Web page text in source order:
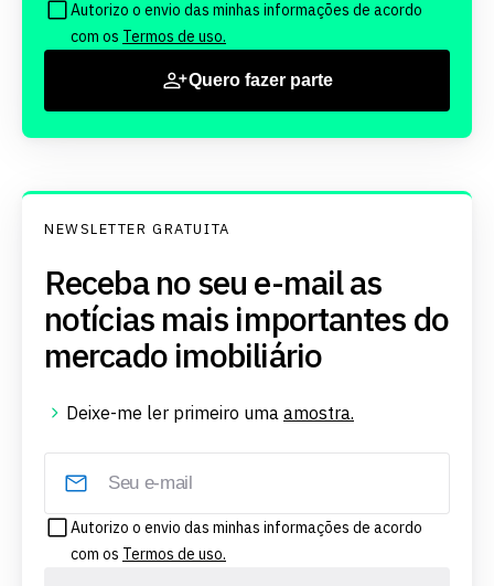
Autorizo o envio das minhas informações de acordo
com os Termos de uso.
Quero fazer parte
NEWSLETTER GRATUITA
Receba no seu e-mail as
notícias mais importantes do
mercado imobiliário
Deixe-me ler primeiro uma amostra.
Autorizo o envio das minhas informações de acordo
com os Termos de uso.